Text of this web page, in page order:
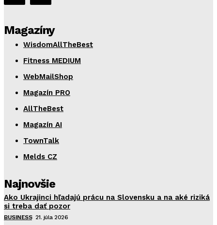
Magazíny
WisdomAllTheBest
Fitness MEDIUM
WebMailShop
Magazín PRO
AllTheBest
Magazín AI
TownTalk
Melds CZ
Najnovšie
Ako Ukrajinci hľadajú prácu na Slovensku a na aké riziká
si treba dať pozor
BUSINESS 21. júla 2026